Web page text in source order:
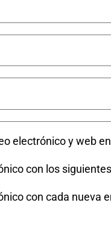
electrónico y web
con los
con cada nueva